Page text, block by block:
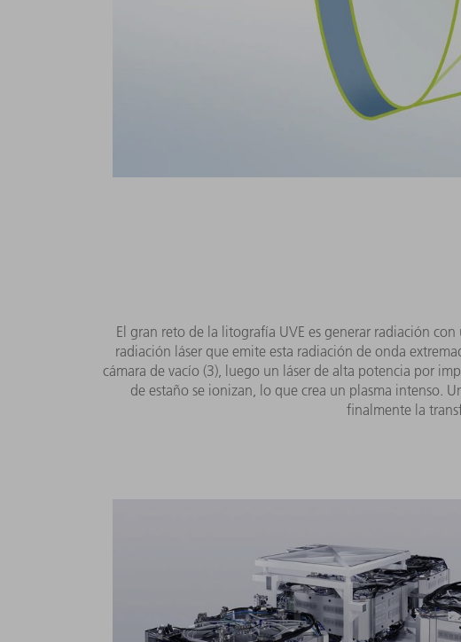
El gran reto de la litografía UVE es generar radiación
radiación láser que emite esta radiación de onda
cámara de vacío (3), luego un láser de alta potencia por
de estaño se ionizan, lo que crea un plasma intenso.
finalmente la